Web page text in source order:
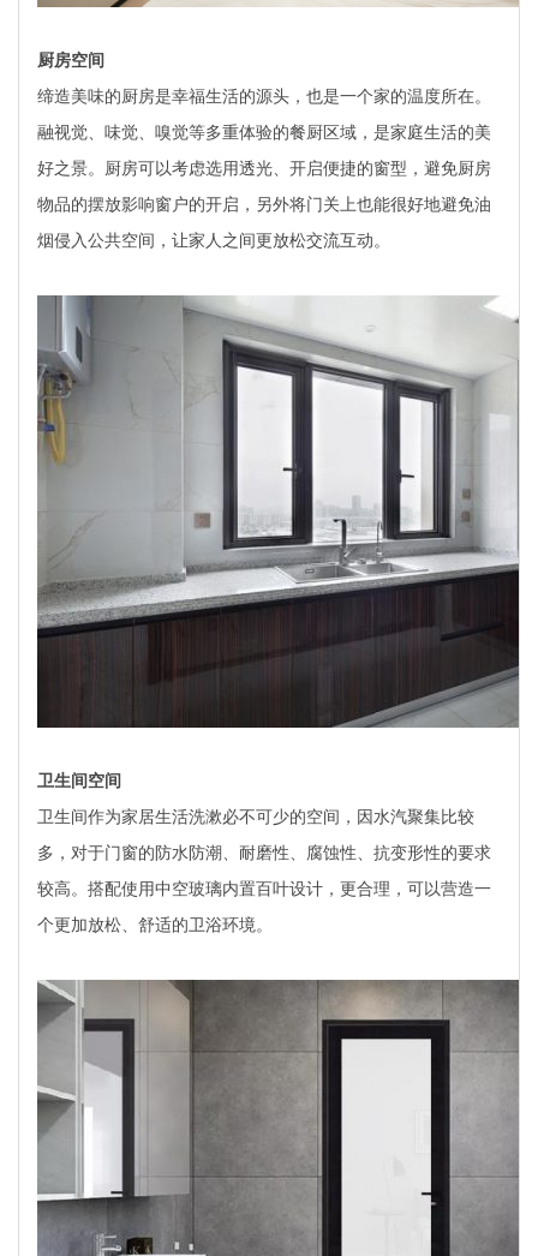
厨房空间
缔造美味的厨房是幸福生活的源头，也是一个家的温度所在。
融视觉、味觉、嗅觉等多重体验的餐厨区域，是家庭生活的美
好之景。厨房可以考虑选用透光、开启便捷的窗型，避免厨房
物品的摆放影响窗户的开启，另外将门关上也能很好地避免油
烟侵入公共空间，让家人之间更放松交流互动。
卫生间空间
卫生间作为家居生活洗漱必不可少的空间，因水汽聚集比较
多，对于门窗的防水防潮、耐磨性、腐蚀性、抗变形性的要求
较高。搭配使用中空玻璃内置百叶设计，更合理，可以营造一
个更加放松、舒适的卫浴环境。